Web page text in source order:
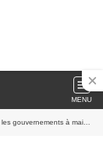
MENU
Transparency International sur la mise en oeuvre de la Co